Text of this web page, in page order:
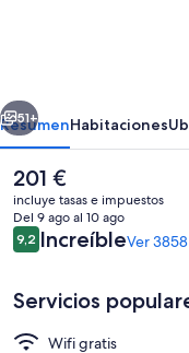
Times
Square
Siguiente
51+
ResumenHabitaciones
El
precio
actual
es
de
201 €
incluye tasas e impuestos
Del 9 ago al 10 ago
Comentarios
9,29,2 de 10
IncreíbleVer
Servicios
Wifi gratis